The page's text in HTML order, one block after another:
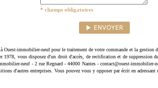
* champs obligatoires
Ouest-immobilier-neuf pour le traitement de votre commande et la gestion
vous disposez d'un droit d'accès, de rectification et de suppression
neuf - 2 rue Regnard - 44000 Nantes - contact@ouest-immobilier-
d'autres entreprises. Vous pouvez vous y opposer par écrit en adressant